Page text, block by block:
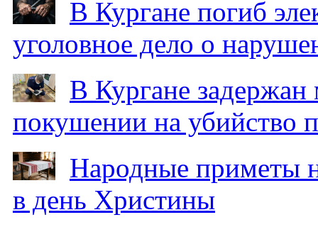
В Кургане погиб
уголовное дело о
В Кургане
покушении на убийство
Народные приметы
в день Христины